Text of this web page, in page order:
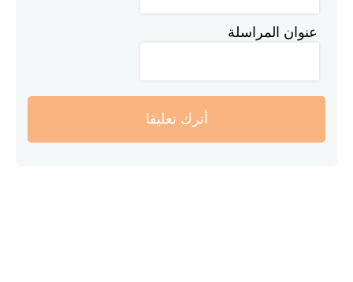
عنوان المراسلة
أترك تعليقا